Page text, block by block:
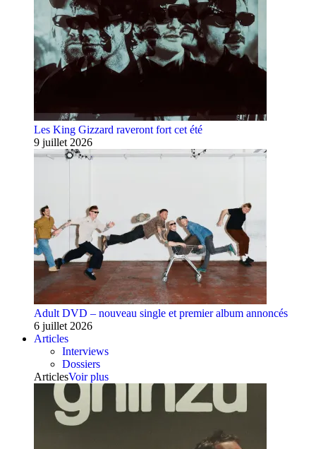
Les King Gizzard raveront fort cet été
9 juillet 2026
Adult DVD – nouveau single et premier album annoncés
6 juillet 2026
Articles
Interviews
Dossiers
ArticlesVoir plus